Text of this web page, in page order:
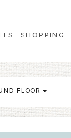
SHOPPING
FLOOR